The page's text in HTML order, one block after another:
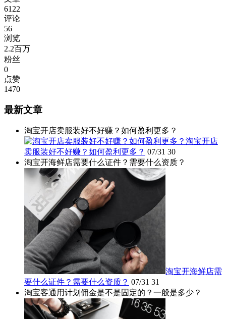
6122
评论
56
浏览
2.2百万
粉丝
0
点赞
1470
最新文章
淘宝开店卖服装好不好赚？如何盈利更多？
淘宝开店
卖服装好不好赚？如何盈利更多？ 07/31 30
淘宝开海鲜店需要什么证件？需要什么资质？
淘宝开海鲜店需
要什么证件？需要什么资质？ 07/31 31
淘宝客通用计划佣金是不是固定的？一般是多少？